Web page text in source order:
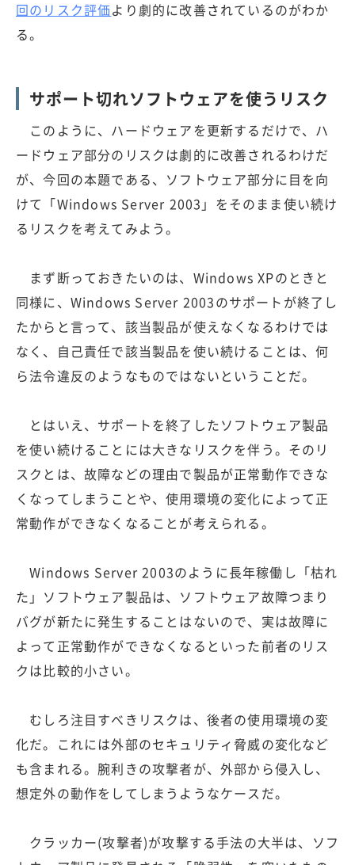
回のリスク評価より劇的に改善されているのがわか
る。
サポート切れソフトウェアを使うリスク
このように、ハードウェアを更新するだけで、ハ
ードウェア部分のリスクは劇的に改善されるわけだ
が、今回の本題である、ソフトウェア部分に目を向
けて「Windows Server 2003」をそのまま使い続け
るリスクを考えてみよう。
まず断っておきたいのは、Windows XPのときと
同様に、Windows Server 2003のサポートが終了し
たからと言って、該当製品が使えなくなるわけでは
なく、自己責任で該当製品を使い続けることは、何
ら法令違反のようなものではないということだ。
とはいえ、サポートを終了したソフトウェア製品
を使い続けることには大きなリスクを伴う。そのリ
スクとは、故障などの理由で製品が正常動作できな
くなってしまうことや、使用環境の変化によって正
常動作ができなくなることが考えられる。
Windows Server 2003のように長年稼働し「枯れ
た」ソフトウェア製品は、ソフトウェア故障つまり
バグが新たに発生することはないので、実は故障に
よって正常動作ができなくなるといった前者のリス
クは比較的小さい。
むしろ注目すべきリスクは、後者の使用環境の変
化だ。これには外部のセキュリティ脅威の変化など
も含まれる。腕利きの攻撃者が、外部から侵入し、
想定外の動作をしてしまうようなケースだ。
クラッカー(攻撃者)が攻撃する手法の大半は、ソフ